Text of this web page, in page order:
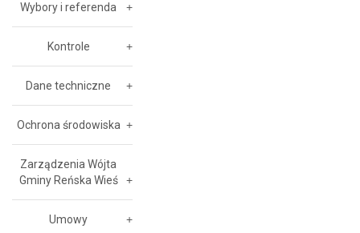
Wybory i referenda
Kontrole
Dane techniczne
Ochrona środowiska
Zarządzenia Wójta
Gminy Reńska Wieś
Umowy